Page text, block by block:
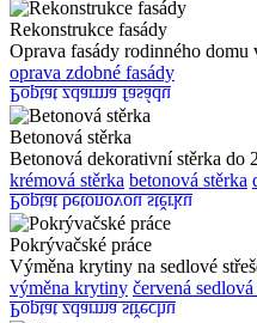
Rekonstrukce fasády
Oprava fasády rodinného domu
oprava zdobné fasády
Poptat zdarma fasádu
Betonová stěrka
Betonová dekorativní stěrka do
krémová stěrka betonová stěrka
Poptat betonovou stěrku
Pokrývačské práce
Výměna krytiny na sedlové
výměna krytiny červená sedlová
Poptat zdarma střechu